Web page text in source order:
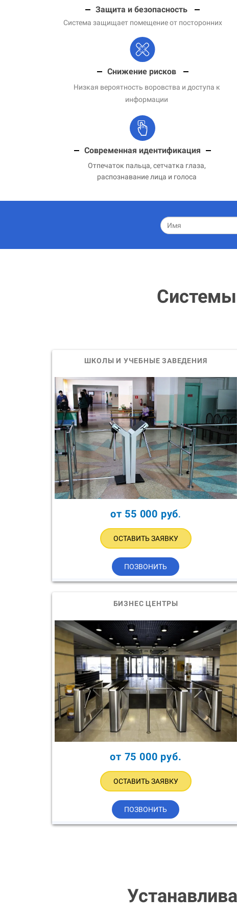
Защита и безопасность
Система защищает помещение от посторонних
Снижение рисков
Низкая вероятность воровства и доступа к
информации
Современная идентификация
Отпечаток пальца, сетчатка глаза,
распознавание лица и голоса
Системы
ШКОЛЫ И УЧЕБНЫЕ ЗАВЕДЕНИЯ
от 55 000 руб.
ОСТАВИТЬ ЗАЯВКУ
ПОЗВОНИТЬ
БИЗНЕС ЦЕНТРЫ
от 75 000 руб.
ОСТАВИТЬ ЗАЯВКУ
ПОЗВОНИТЬ